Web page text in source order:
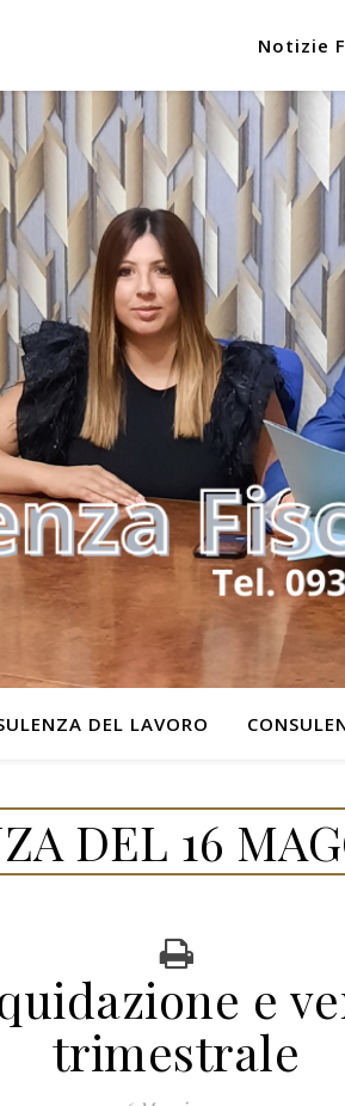
Notizie
DEL LAVORO
DEL 16
e
trimestrale